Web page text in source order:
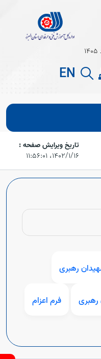
EN
تاریخ ویرایش صفحه :
۱۴۰۲/۱/۱۶،‏ ۱۱:۵۶:۰۱
فرم اعزام